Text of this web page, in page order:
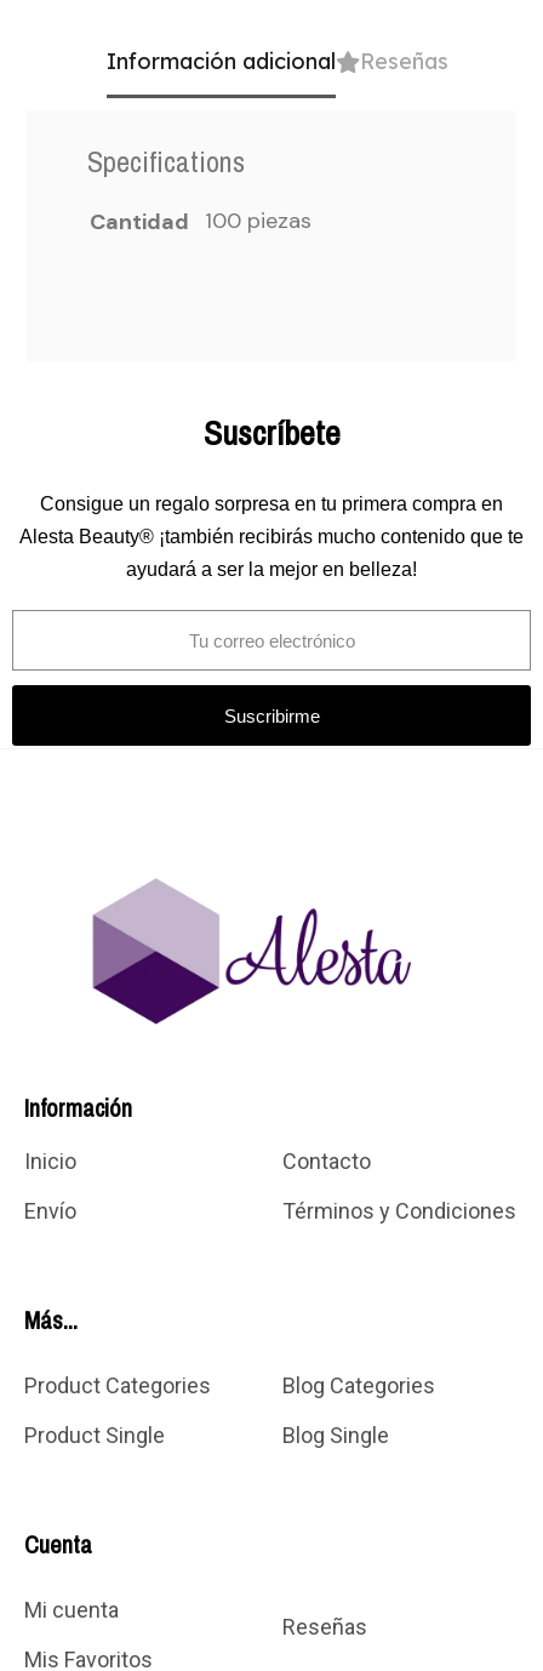
Información adicional Reseñas
Specifications
Cantidad 100 piezas
Suscríbete
Consigue un regalo sorpresa en tu primera compra en
Alesta Beauty® ¡también recibirás mucho contenido que te
ayudará a ser la mejor en belleza!
Suscribirme
Información
Inicio
Envío
Contacto
Términos y Condiciones
Más...
Product Categories
Product Single
Blog Categories
Blog Single
Cuenta
Mi cuenta
Mis Favoritos
Reseñas